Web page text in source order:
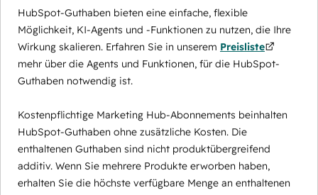
HubSpot-Guthaben bieten eine einfache, flexible
Möglichkeit, KI-Agents und -Funktionen zu nutzen, die Ihre
Wirkung skalieren. Erfahren Sie in unserem Preisliste
mehr über die Agents und Funktionen, für die HubSpot-
Guthaben notwendig ist.
Kostenpflichtige Marketing Hub-Abonnements beinhalten
HubSpot-Guthaben ohne zusätzliche Kosten. Die
enthaltenen Guthaben sind nicht produktübergreifend
additiv. Wenn Sie mehrere Produkte erworben haben,
erhalten Sie die höchste verfügbare Menge an enthaltenen